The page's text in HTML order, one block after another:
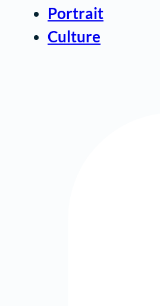
Portrait
Culture